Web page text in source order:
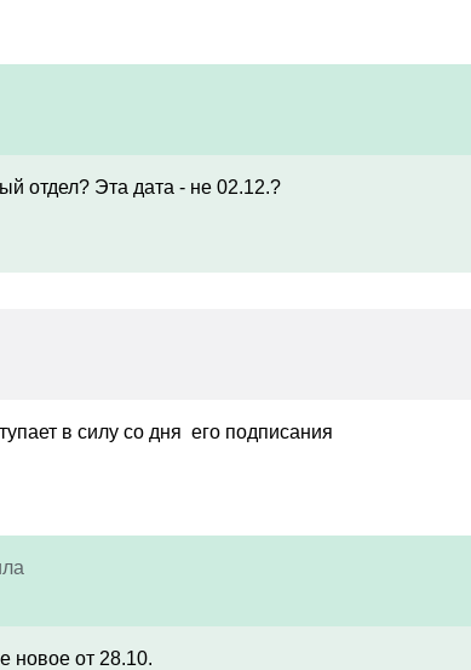
отдел? Эта дата - не 02.12.?
в силу со дня его подписания
новое от 28.10.